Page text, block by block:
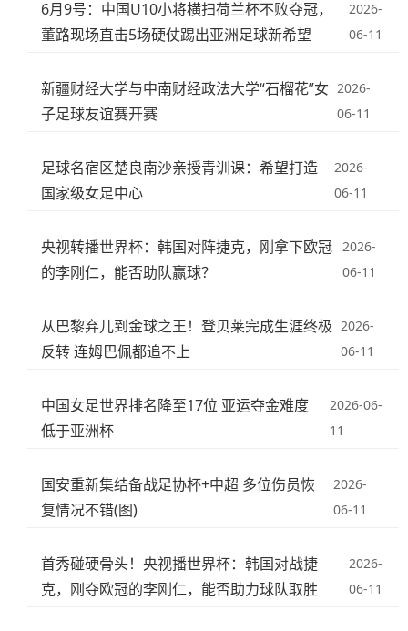
6月9号：中国U10小将横扫荷兰杯不败夺冠，
董路现场直击5场硬仗踢出亚洲足球新希望
2026-
06-11
新疆财经大学与中南财经政法大学“石榴花”女
子足球友谊赛开赛
2026-
06-11
足球名宿区楚良南沙亲授青训课：希望打造
国家级女足中心
2026-
06-11
央视转播世界杯：韩国对阵捷克，刚拿下欧冠
的李刚仁，能否助队赢球？
2026-
06-11
从巴黎弃儿到金球之王！登贝莱完成生涯终极
反转 连姆巴佩都追不上
2026-
06-11
中国女足世界排名降至17位 亚运夺金难度
低于亚洲杯
2026-06-
11
国安重新集结备战足协杯+中超 多位伤员恢
复情况不错(图)
2026-
06-11
首秀碰硬骨头！央视播世界杯：韩国对战捷
克，刚夺欧冠的李刚仁，能否助力球队取胜
2026-
06-11